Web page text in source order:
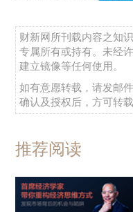
财新网所刊载内容之知
专属所有或持有。未经
建立镜像等任何使用。
如有意愿转载，请发邮
确认及授权后，方可转载
推荐阅读